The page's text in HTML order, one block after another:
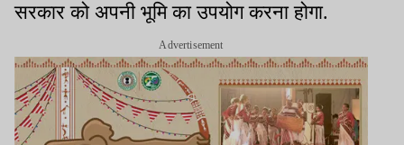
सरकार को अपनी भूमि का उपयोग करना होगा.
Advertisement